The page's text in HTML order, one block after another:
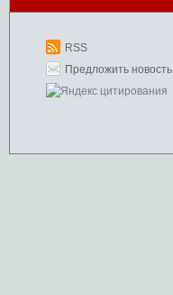
RSS
Предложить новость